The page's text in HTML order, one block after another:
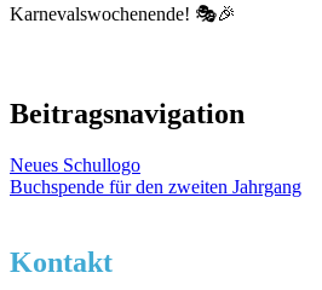
Karnevalswochenende! 🎭🎉
Beitragsnavigation
Neues Schullogo
Buchspende für den zweiten Jahrgang
Kontakt